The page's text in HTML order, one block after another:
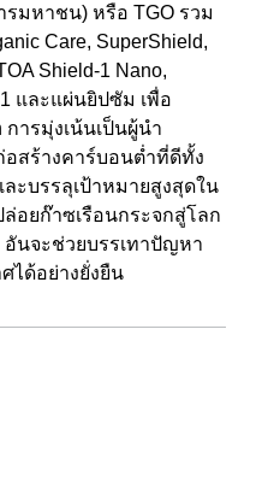
รมหาชน) หรือ TGO รวม
Care, SuperShield,
Shield-1 Nano,
และแผ่นยิปซัม เพื่อ
การมุ่งเน้นเป็นผู้นำ
สร้างคาร์บอนต่ำที่ดีทั้ง
ะบรรลุเป้าหมายสูงสุดใน
ยก๊าซเรือนกระจกสู่โลก
นจะช่วยบรรเทาปัญหา
ได้อย่างยั่งยืน